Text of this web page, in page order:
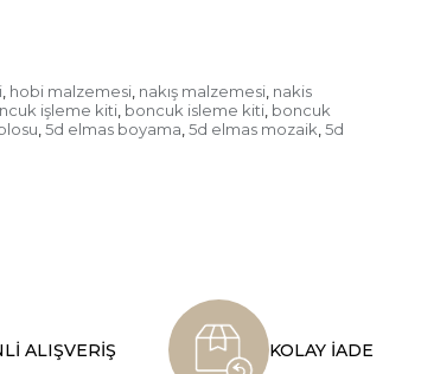
, hobi malzemesi, nakış malzemesi, nakis
işleme kiti, boncuk isleme kiti, boncuk
, 5d elmas boyama, 5d elmas mozaik, 5d
ALIŞVERİŞ KOLAY İADE